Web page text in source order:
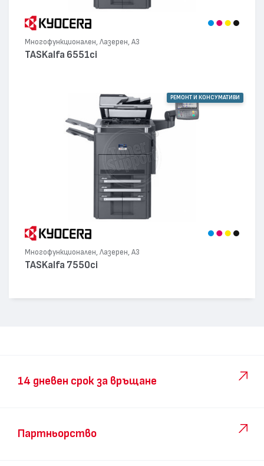
Многофункционален, Лазерен, А3
TASKalfa 6551ci
РЕМОНТ И КОНСУМАТИВИ
Многофункционален, Лазерен, А3
TASKalfa 7550ci
14 дневен срок за връщане
Партньорство